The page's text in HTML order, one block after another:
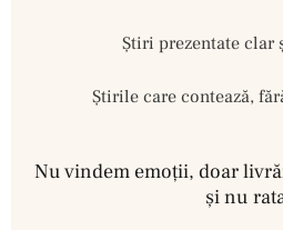
Ştiri prezentate clar
Știrile care contează,
Nu vindem emoţii, doar
şi nu